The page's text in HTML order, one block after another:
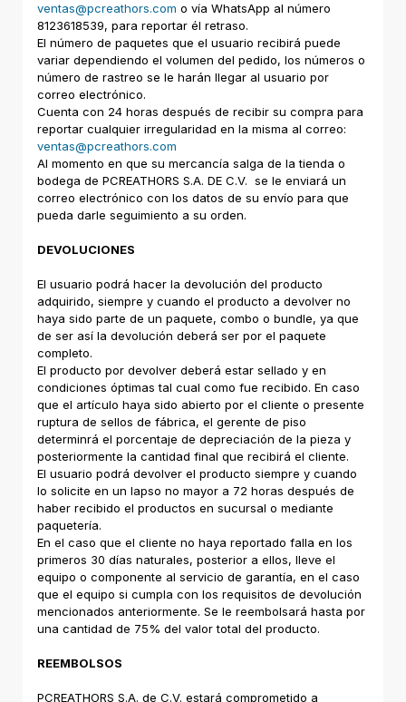
ventas@pcreathors.com o vía WhatsApp al número
8123618539, para reportar él retraso.
El número de paquetes que el usuario recibirá puede
variar dependiendo el volumen del pedido, los números o
número de rastreo se le harán llegar al usuario por
correo electrónico.
Cuenta con 24 horas después de recibir su compra para
reportar cualquier irregularidad en la misma al correo:
ventas@pcreathors.com
Al momento en que su mercancía salga de la tienda o
bodega de PCREATHORS S.A. DE C.V. se le enviará un
correo electrónico con los datos de su envío para que
pueda darle seguimiento a su orden.
DEVOLUCIONES
El usuario podrá hacer la devolución del producto
adquirido, siempre y cuando el producto a devolver no
haya sido parte de un paquete, combo o bundle, ya que
de ser así la devolución deberá ser por el paquete
completo.
El producto por devolver deberá estar sellado y en
condiciones óptimas tal cual como fue recibido. En caso
que el artículo haya sido abierto por el cliente o presente
ruptura de sellos de fábrica, el gerente de piso
determinrá el porcentaje de depreciación de la pieza y
posteriormente la cantidad final que recibirá el cliente.
El usuario podrá devolver el producto siempre y cuando
lo solicite en un lapso no mayor a 72 horas después de
haber recibido el productos en sucursal o mediante
paquetería.
En el caso que el cliente no haya reportado falla en los
primeros 30 días naturales, posterior a ellos, lleve el
equipo o componente al servicio de garantía, en el caso
que el equipo si cumpla con los requisitos de devolución
mencionados anteriormente. Se le reembolsará hasta por
una cantidad de 75% del valor total del producto.
REEMBOLSOS
PCREATHORS S.A. de C.V. estará comprometido a